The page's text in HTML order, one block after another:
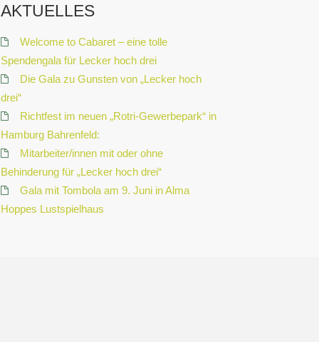
AKTUELLES
Welcome to Cabaret – eine tolle
Spendengala für Lecker hoch drei
Die Gala zu Gunsten von „Lecker hoch
drei“
Richtfest im neuen „Rotri-Gewerbepark“ in
Hamburg Bahrenfeld:
Mitarbeiter/innen mit oder ohne
Behinderung für „Lecker hoch drei“
Gala mit Tombola am 9. Juni in Alma
Hoppes Lustspielhaus